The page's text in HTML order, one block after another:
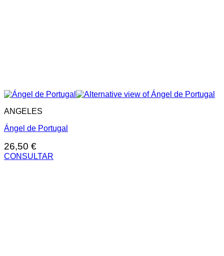
ANGELES
Ángel de Portugal
26,50 €
CONSULTAR